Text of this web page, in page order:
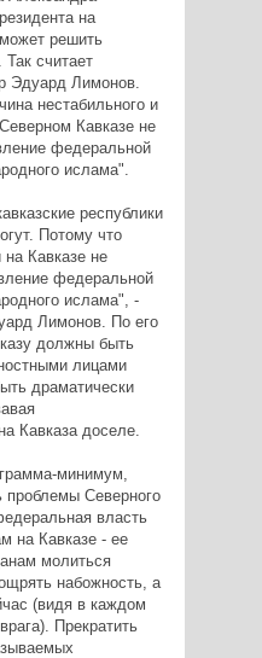
на
решить
Так считает
Эдуард Лимонов.
нестабильного и
Кавказе не
федеральной
ислама".
республики
Потому что
на Кавказе не
федеральной
ислама", -
Лимонов. По его
должны быть
лицами
драматически
Кавказа доселе.
минимум,
проблемы Северного
власть
на Кавказе - ее
молиться
набожность, а
(видя в каждом
Прекратить